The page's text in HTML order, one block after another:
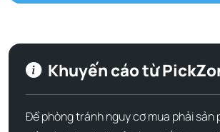
Khuyến cáo từ
Để phòng tránh nguy cơ mua phải sản